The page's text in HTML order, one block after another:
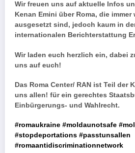
Wir freuen uns auf aktuelle Infos
Kenan Emini über Roma, die
ausgesetzt sind, jedoch kaum in
internationalen Berichterstattung
Wir laden euch herzlich ein, dabei
uns auf euch!
Das Roma Center/ RAN ist Teil der
uns allen! für ein gerechtes
Einbürgerungs- und Wahlrecht.
#romaukraine #moldaunotsafe
#stopdeportations #passtunsallen
#romaantidiscriminationnetwork